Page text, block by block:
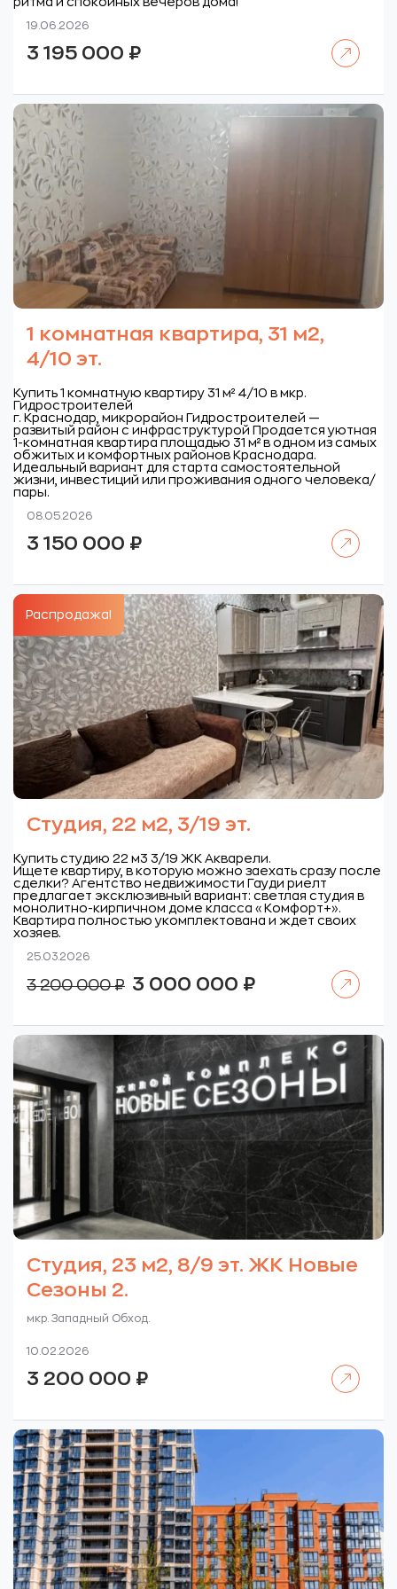
19.06.2026
3 195 000 ₽
1 комнатная квартира, 31 м2,
4/10 эт.
Купить 1 комнатную квартиру 31 м² 4/10 в мкр.
Гидростроителей
г. Краснодар, микрорайон Гидростроителей —
развитый район с инфраструктурой Продается уютная
1-комнатная квартира площадью 31 м² в одном из самых
обжитых и комфортных районов Краснодара.
Идеальный вариант для старта самостоятельной
жизни, инвестиций или проживания одного человека/
пары.
08.05.2026
3 150 000 ₽
Распродажа!
Студия, 22 м2, 3/19 эт.
Купить студию 22 м3 3/19 ЖК Акварели.
Ищете квартиру, в которую можно заехать сразу после
сделки? Агентство недвижимости Гауди риелт
предлагает эксклюзивный вариант: светлая студия в
монолитно-кирпичном доме класса «Комфорт+».
Квартира полностью укомплектована и ждет своих
хозяев.
25.03.2026
3 200 000₽
Первоначальная
цена
200
000 ₽.
3 000 000 ₽Текущая
000 ₽.
Студия, 23 м2, 8/9 эт. ЖК Новые
Сезоны 2.
мкр. Западный Обход.
10.02.2026
3 200 000 ₽